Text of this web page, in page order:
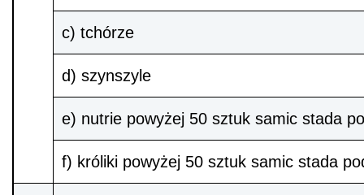
c) tchórze
d) szynszyle
e) nutrie powyżej 50 sztuk samic stada
f) króliki powyżej 50 sztuk samic stada